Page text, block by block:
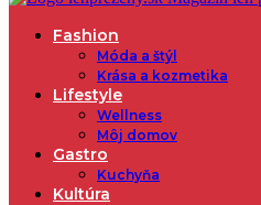
Fashion
Móda a štýl
Krása a kozmetika
Lifestyle
Wellness
Môj domov
Gastro
Kuchyňa
Kultúra